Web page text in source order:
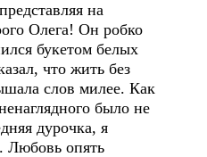
на
Олега! Он робко
букетом белых
что жить без
слов милее. Как
было не
дурочка, я
Любовь опять